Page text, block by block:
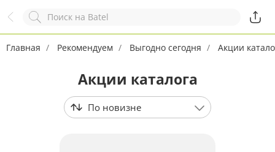
Назад
Комментарий
Главная Рекомендуем Выгодно сегодня Акции
Акции каталога
По новизне
Появился вопрос?Заполните эту форму!